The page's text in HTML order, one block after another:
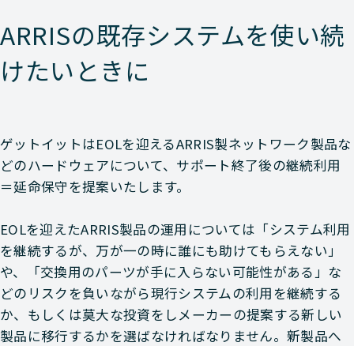
ARRISの既存システムを使い続
けたいときに
ゲットイットはEOLを迎えるARRIS製ネットワーク製品な
どのハードウェアについて、サポート終了後の継続利用
＝延命保守を提案いたします。
EOLを迎えたARRIS製品の運用については「システム利用
を継続するが、万が一の時に誰にも助けてもらえない」
や、「交換用のパーツが手に入らない可能性がある」な
どのリスクを負いながら現行システムの利用を継続する
か、もしくは莫大な投資をしメーカーの提案する新しい
製品に移行するかを選ばなければなりません。新製品へ